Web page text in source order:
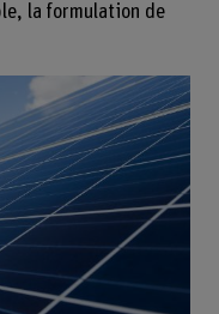
la formulation de